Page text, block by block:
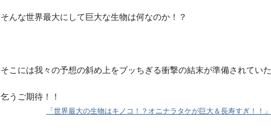
そんな世界最大にして巨大な生物は何なのか！？
そこには我々の予想の斜め上をブッちぎる衝撃の結末が準備されてい
乞うご期待！！
「世界最大の生物はキノコ！？オニナラタケが巨大＆長寿すぎ！！